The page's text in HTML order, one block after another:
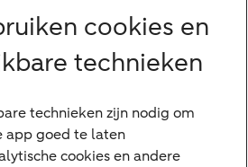
cookies en
technieken
technieken zijn nodig om
app goed te laten
cookies en andere